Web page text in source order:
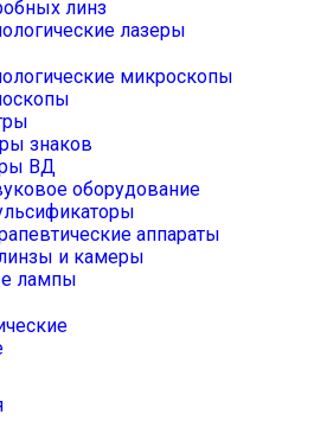
линз
лазеры
микроскопы
знаков
ВД
оборудование
аппараты
и камеры
лампы